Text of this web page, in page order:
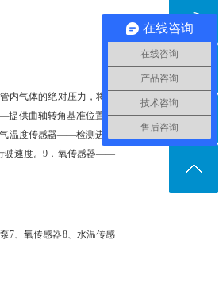
气体的绝对压力，将信
提供曲轴转角基准位置信
温度传感器——检测进气
驶速度。9．氧传感器——
7、氧传感器8、水温传感
在线咨询
在线咨询
产品咨询
技术咨询
售后咨询